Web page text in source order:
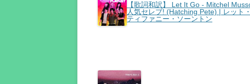
【歌詞和訳】 Let It Go - Mitchel
人気セレブ! (Hatching Pete) | レット
ティファニー・ソーントン